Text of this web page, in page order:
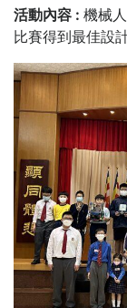
活動內容 : 機械
比賽得到最佳設